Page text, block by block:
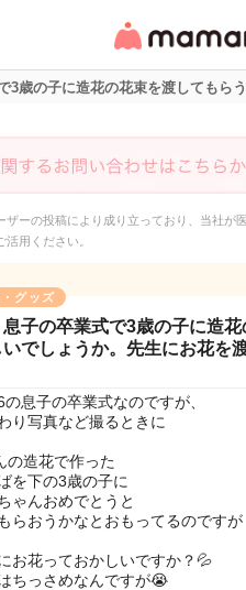
リ・情報サイト
3歳の子に造花の花束を渡してもら
ーの投稿により成り立っており、当社が
用ください。
グッズ
息子の卒業式で3歳の子に造
いでしょうか。先生にお花を
の息子の卒業式なのですが、
り写真など撮るときに
の造花で作った
を下の3歳の子に
ゃんおめでとうと
らおうかなとおもってるのですが
お花っておかしいですか？💦
ちっさめなんですが😭